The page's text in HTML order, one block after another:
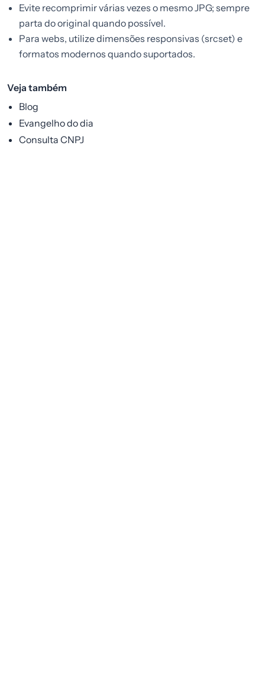
Evite recomprimir várias vezes o mesmo JPG; sempre
parta do original quando possível.
Para webs, utilize dimensões responsivas (srcset) e
formatos modernos quando suportados.
Veja também
Blog
Evangelho do dia
Consulta CNPJ